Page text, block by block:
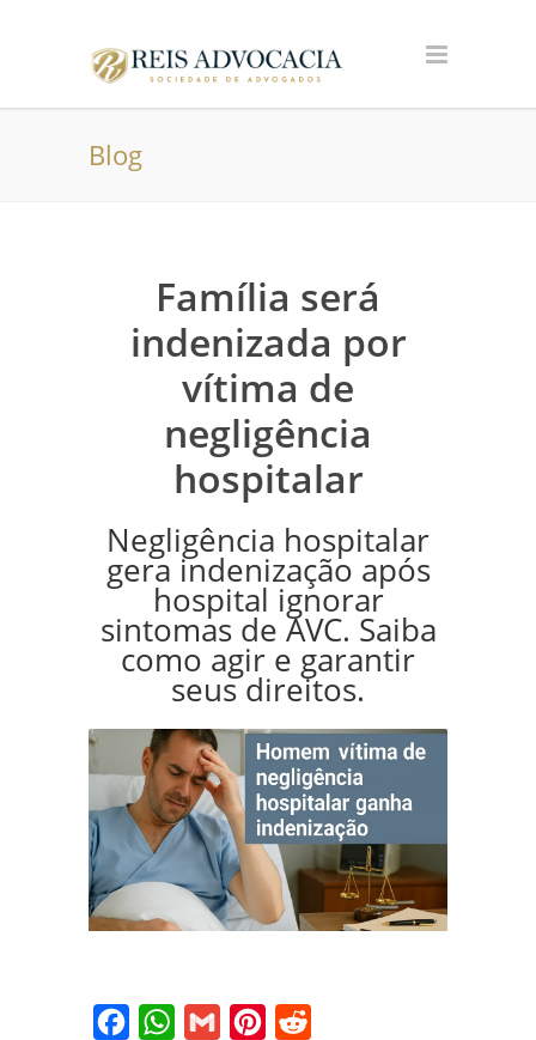
Blog
Família será
indenizada por
vítima de
negligência
hospitalar
Negligência hospitalar
gera indenização após
hospital ignorar
sintomas de AVC. Saiba
como agir e garantir
seus direitos.
FacebookWhatsApp
Gmail Pinterest